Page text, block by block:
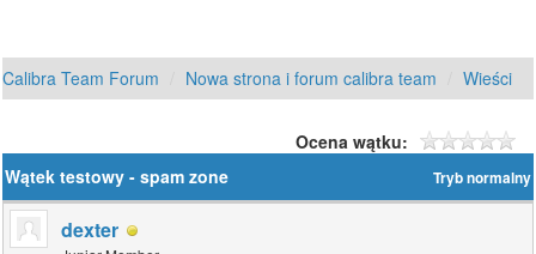
Calibra Team Forum Nowa strona i forum calibra team Wieści
Ocena wątku:
Tryb normalny
Wątek testowy - spam zone
dexter